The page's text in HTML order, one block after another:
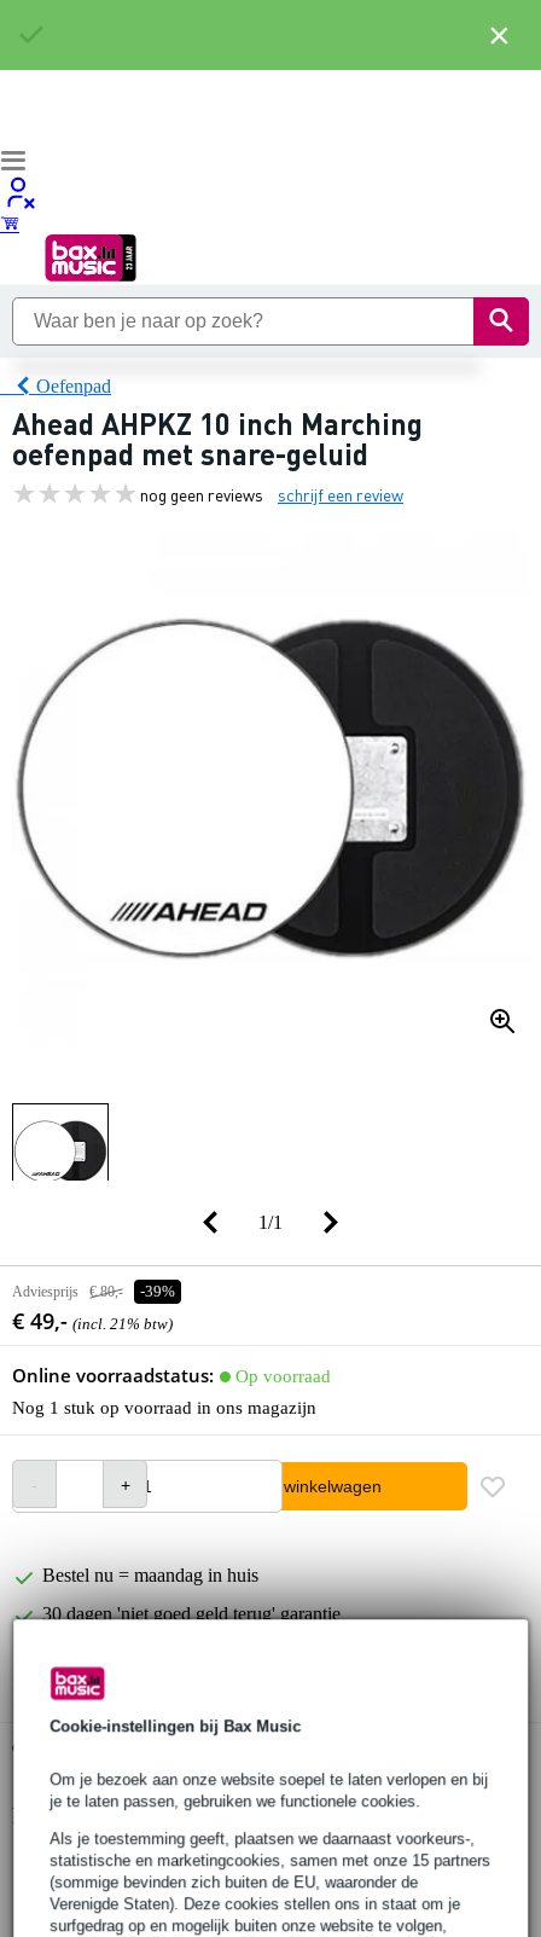
Cookie-instellingen bij Bax Music
Om je bezoek aan onze website soepel te laten verlopen en bij
je te laten passen, gebruiken we functionele cookies.
Als je toestemming geeft, plaatsen we daarnaast voorkeurs-,
statistische en marketingcookies, samen met onze 15 partners
(sommige bevinden zich buiten de EU, waaronder de
Verenigde Staten). Deze cookies stellen ons in staat om je
surfgedrag op en mogelijk buiten onze website te volgen,
Oefenpad
Ahead AHPKZ 10 inch Marching
oefenpad met snare-geluid
nog geen reviews schrijf een review
1/1
Adviesprijs € 80,- -39%
€ 49,- (incl. 21% btw)
Online voorraadstatus:
Op voorraad
Nog 1 stuk op voorraad in ons magazijn
In winkelwagen
Bestel nu = maandag in huis
30 dagen 'niet goed geld terug' garantie
Productinformatie
oefenpad voor drums
om zonder overlast drumtechniek te oefenen
kleur slagoppervlak: wit
×